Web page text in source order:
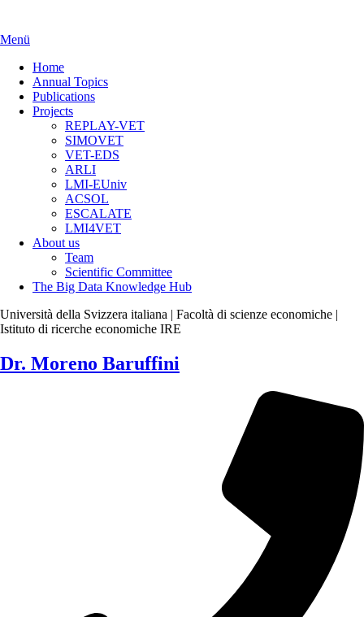
Menü
Home
Annual Topics
Publications
Projects
REPLAY-VET
SIMOVET
VET-EDS
ARLI
LMI-EUniv
ACSOL
ESCALATE
LMI4VET
About us
Team
Scientific Committee
The Big Data Knowledge Hub
Università della Svizzera italiana | Facoltà di scienze economiche |
Istituto di ricerche economiche IRE
Dr. Moreno Baruffini